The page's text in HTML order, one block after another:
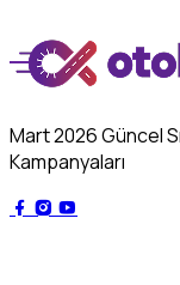
Mart 2026 Güncel
Kampanyaları